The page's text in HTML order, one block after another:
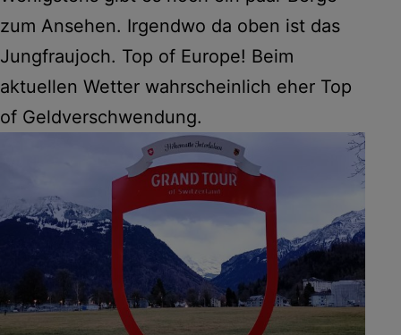
zum Ansehen. Irgendwo da oben ist das
Jungfraujoch. Top of Europe! Beim
aktuellen Wetter wahrscheinlich eher Top
of Geldverschwendung.